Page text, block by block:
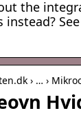
the
instead?
› … ›